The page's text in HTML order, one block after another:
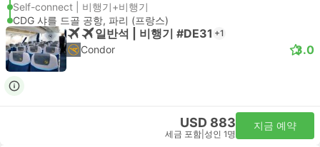
Self-connect | 비행기+비행기
CDG 샤를 드골 공항, 파리 (프랑스)
일반석 | 비행기 #DE31 +1
Condor 3.0
USD 883
세금 포함 성인 1명
지금 예약